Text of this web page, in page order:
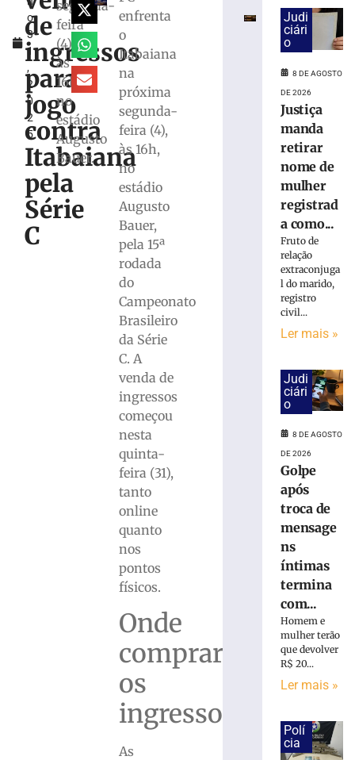
o
3
1
,
2
0
2
5
de
ingressos
para
jogo
contra
Itabaiana
pela
Série
C
segunda-
feira
(4),
às
16h,
no
estádio
Augusto
Bauer.
enfrenta
o
Itabaiana
na
próxima
segunda-
feira (4),
às 16h,
no
estádio
Augusto
Bauer,
pela 15ª
rodada
do
Campeonato
Brasileiro
da Série
C. A
venda de
ingressos
começou
nesta
quinta-
feira (31),
tanto
online
quanto
nos
pontos
físicos.
Onde
comprar
os
ingressos
As
estreia
com
vitória
Campeonato
Catarinense
neste
sábado
corrida
noturna
Brusque
anuncia
contratação
zagueiro
Maistro
Judi
ciári
o
8 DE AGOSTO
DE 2026
Justiça
manda
retirar
nome de
mulher
registrad
a como...
Fruto de
relação
extraconjuga
l do marido,
registro
civil...
Ler mais »
Judi
ciári
o
8 DE AGOSTO
DE 2026
Golpe
após
troca de
mensage
ns
íntimas
termina
com...
Homem e
mulher terão
que devolver
R$ 20...
Ler mais »
Polí
cia